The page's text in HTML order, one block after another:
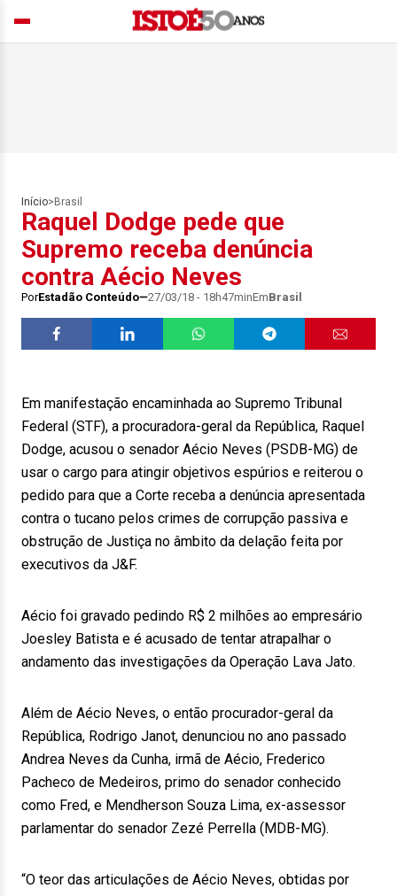
Início> Brasil
Raquel Dodge pede que
Supremo receba denúncia
contra Aécio Neves
PorEstadão Conteúdo 27/03/18 - 18h47minEmBrasil
Em manifestação encaminhada ao Supremo Tribunal
Federal (STF), a procuradora-geral da República, Raquel
Dodge, acusou o senador Aécio Neves (PSDB-MG) de
usar o cargo para atingir objetivos espúrios e reiterou o
pedido para que a Corte receba a denúncia apresentada
contra o tucano pelos crimes de corrupção passiva e
obstrução de Justiça no âmbito da delação feita por
executivos da J&F.
Aécio foi gravado pedindo R$ 2 milhões ao empresário
Joesley Batista e é acusado de tentar atrapalhar o
andamento das investigações da Operação Lava Jato.
Além de Aécio Neves, o então procurador-geral da
República, Rodrigo Janot, denunciou no ano passado
Andrea Neves da Cunha, irmã de Aécio, Frederico
Pacheco de Medeiros, primo do senador conhecido
como Fred, e Mendherson Souza Lima, ex-assessor
parlamentar do senador Zezé Perrella (MDB-MG).
“O teor das articulações de Aécio Neves, obtidas por